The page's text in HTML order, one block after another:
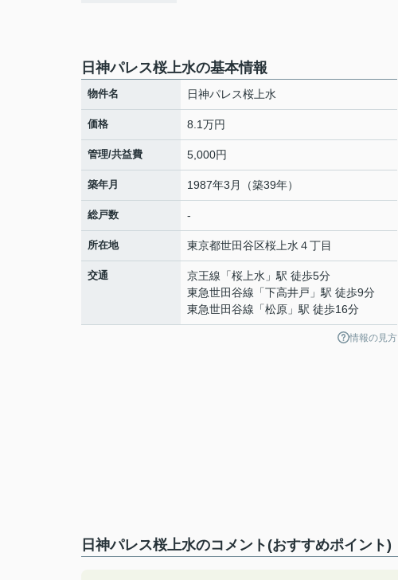
日神パレス桜上水の基本情報
物件名 日神パレス桜上水
価格 8.1万円
管理/共益費 5,000円
築年月 1987年3月（築39年）
総戸数 -
所在地 東京都世田谷区桜上水 ４丁目
交通 京王線 「桜上水 」駅 徒歩5分
東急世田谷線 「下高井戸 」駅 徒歩9分
東急世田谷線 「松原 」駅 徒歩16分
情報の見方
日神パレス桜上水のコメント(おすすめポイント)